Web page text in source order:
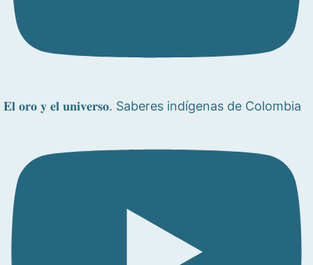
𝐄𝐥 𝐨𝐫𝐨 𝐲 𝐞𝐥 𝐮𝐧𝐢𝐯𝐞𝐫𝐬𝐨. Saberes indígenas de Colombia